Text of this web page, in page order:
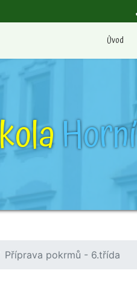
Úvod
Horní
Příprava pokrmů - 6.třída